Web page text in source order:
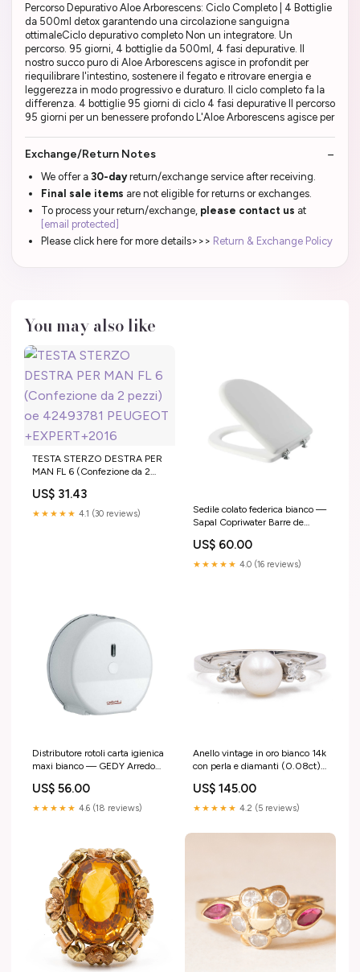
Percorso Depurativo Aloe Arborescens: Ciclo Completo | 4 Bottiglie
da 500ml detox garantendo una circolazione sanguigna
ottimaleCiclo depurativo completo Non un integratore. Un
percorso. 95 giorni, 4 bottiglie da 500ml, 4 fasi depurative. Il
nostro succo puro di Aloe Arborescens agisce in profondit per
riequilibrare l'intestino, sostenere il fegato e ritrovare energia e
leggerezza in modo progressivo e duraturo. Il ciclo completo fa la
differenza. 4 bottiglie 95 giorni di ciclo 4 fasi depurative Il percorso
95 giorni per un benessere profondo L'Aloe Arborescens agisce per
Exchange/Return Notes
We offer a 30-dayreturn/exchange service after receiving.
Final sale items are not eligible for returns or exchanges.
To process your return/exchange, please contact us at
[email protected]
Please click here for more details>>> Return & Exchange Policy
You may also like
TESTA STERZO DESTRA PER
MAN FL 6 (Confezione da 2
+EXPERT+2016
US$ 31.43
★★★★★ 4.1 (30 reviews)
Sedile colato federica bianco —
Sapal Copriwater Barre de
US$ 60.00
★★★★★ 4.0 (16 reviews)
Distributore rotoli carta igienica
maxi bianco — GEDY Arredo
US$ 56.00
★★★★★ 4.6 (18 reviews)
Anello vintage in oro bianco 14k
con perla e diamanti (0.08ct),
Preziose_h_Perle
US$ 145.00
★★★★★ 4.2 (5 reviews)